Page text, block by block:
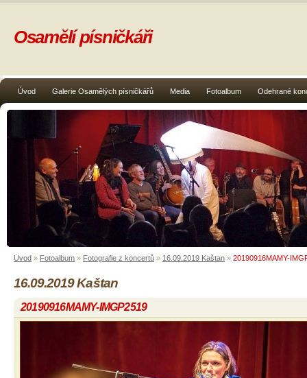
Úvod Galerie Osamělých písničkářů Media Fotoalbum Odehrané
Osamělí písničkáři
Úvod » Fotoalbum » Fotografie z koncertů » 16.09.2019 Kaštan » 20190916MAMY-
16.09.2019 Kaštan
20190916MAMY-IMGP2519